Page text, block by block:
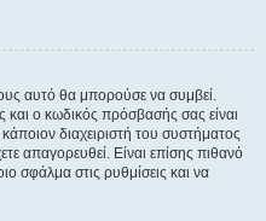
αυτό θα μπορούσε να συμβεί.
και ο κωδικός πρόσβασής σας είναι
διαχειριστή του συστήματος
απαγορευθεί. Είναι επίσης πιθανό
σφάλμα στις ρυθμίσεις και να